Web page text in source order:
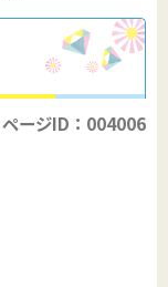
ページID：004006